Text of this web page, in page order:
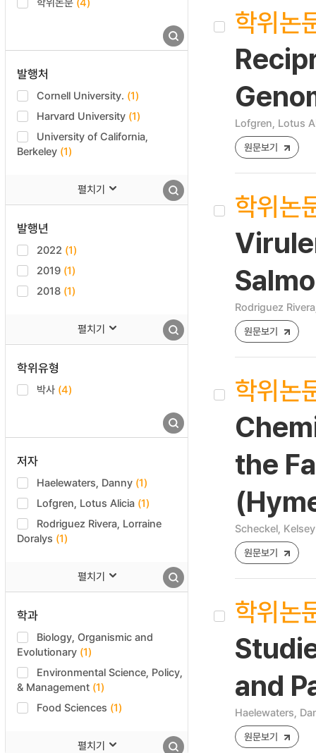
발행처
Cornell University. (1)
Harvard University (1)
University of California,
Berkeley (1)
펼치기
발행년
2022 (1)
2019 (1)
2018 (1)
펼치기
학위유형
박사 (4)
저자
Haelewaters, Danny (1)
Lofgren, Lotus Alicia (1)
Rodriguez Rivera, Lorraine
Doralys (1)
펼치기
학과
Biology, Organismic and
Evolutionary (1)
Environmental Science, Policy,
& Management (1)
Food Sciences (1)
펼치기
학위논
Lofgren, Lotus
원문보기
학위논
Rodriguez
원문보기
학위논
the
Scheckel,
원문보기
학위논
and
Haelewaters,
원문보기